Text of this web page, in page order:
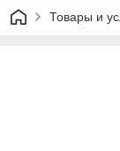
Товары и